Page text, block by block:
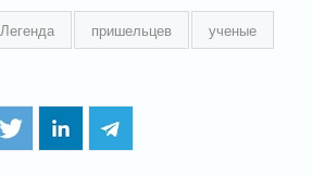
Легенда пришельцев
ученые